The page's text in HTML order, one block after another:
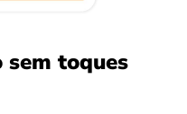
toques